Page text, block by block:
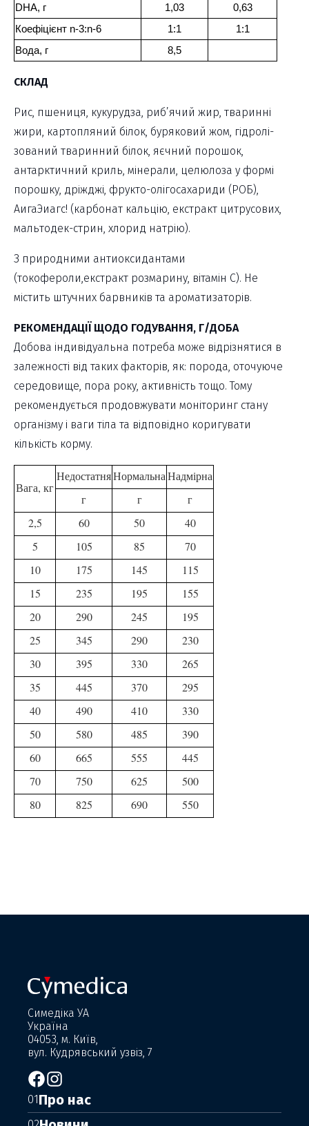
DHA, г
1,03
0,63
Коефіцієнт n-3:n-6
1:1
1:1
Вода, г
8,5
СКЛАД
Рис, пшениця, кукурудза, риб’ячий жир, тваринні
жири, картопляний білок, буряковий жом, гідролі-
зований тваринний білок, яєчний порошок,
антарктичний криль, мінерали, целюлоза у формі
порошку, дріжджі, фрукто-олігосахариди (РОБ),
АигаЭиагс! (карбонат кальцію, екстракт цитрусових,
мальтодек-стрин, хлорид натрію).
З природними антиоксидантами
(токофероли,екстракт розмарину, вітамін С). Не
містить штучних барвників та ароматизаторів.
РЕКОМЕНДАЦІЇ ЩОДО ГОДУВАННЯ, Г/ДОБА
Добова індивідуальна потреба може відрізнятися в
залежності від таких факторів, як: порода, оточуюче
середовище, пора року, активність тощо. Тому
рекомендується продовжувати моніторинг стану
організму і ваги тіла та відповідно коригувати
кількість корму.
Вага, кг
НедостатняНормальнаНадмірна
г
г
г
2,5
60 50
40
5
105 85
70
10
175 145
115
15
235 195
155
20
290 245
195
25
345 290
230
30
395 330
265
35
445 370
295
40
490 410
330
50
580 485
390
60
665 555
445
70
750 625
500
80
825 690 550
Симедіка УА
Україна
04053, м. Київ,
вул. Кудрявський узвіз, 7
01Про нас